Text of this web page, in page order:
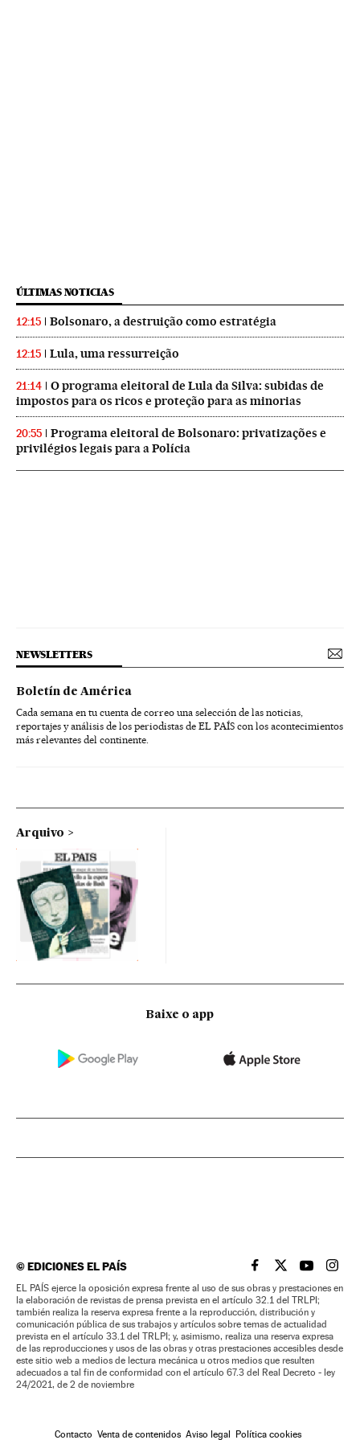
ÚLTIMAS NOTICIAS
12:15 Bolsonaro, a destruição como estratégia
12:15 Lula, uma ressurreição
21:14
O programa eleitoral de Lula da Silva: subidas de
impostos para os ricos e proteção para as minorias
20:55
Programa eleitoral de Bolsonaro: privatizações e
privilégios legais para a Polícia
NEWSLETTERS
Boletín de América
Cada semana en tu cuenta de correo una selección de las noticias,
reportajes y análisis de los periodistas de EL PAÍS con los acontecimientos
más relevantes del continente.
Arquivo
Baixe o app
©EDICIONES EL PAÍS EL PAÍS BRASIL EN
EL PAÍSEL PAÍS
EL
EL PAÍS ejerce la oposición expresa frente al uso de sus obras y prestaciones en
la elaboración de revistas de prensa prevista en el artículo 32.1 del TRLPI;
también realiza la reserva expresa frente a la reproducción, distribución y
comunicación pública de sus trabajos y artículos sobre temas de actualidad
prevista en el artículo 33.1 del TRLPI; y, asimismo, realiza una reserva expresa
de las reproducciones y usos de las obras y otras prestaciones accesibles desde
este sitio web a medios de lectura mecánica u otros medios que resulten
adecuados a tal fin de conformidad con el artículo 67.3 del Real Decreto - ley
24/2021, de 2 de noviembre
Contacto Venta de contenidos Aviso legal Política cookies